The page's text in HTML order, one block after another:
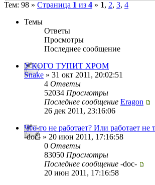
Тем: 98 » Страница 1 из 4 » 1, 2, 3, 4
Темы
Ответы
Просмотры
Последнее сообщение
У КОГО ТУПИТ ХРОМ
Snake » 31 окт 2011, 20:02:51
4 Ответы
52034 Просмотры
Последнее сообщение Eragon
26 дек 2011, 23:16:06
Что-то не работает? Или работает
-doc- » 20 июн 2011, 17:16:58
0 Ответы
83050 Просмотры
Последнее сообщение -doc-
20 июн 2011, 17:16:58